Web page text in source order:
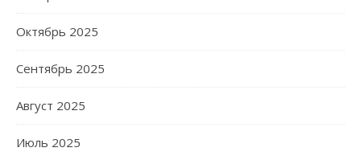
Октябрь 2025
Сентябрь 2025
Август 2025
Июль 2025